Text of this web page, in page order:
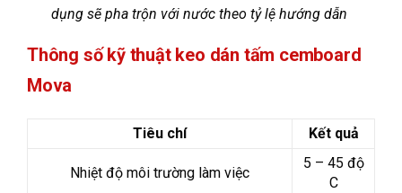
dụng sẽ pha trộn với nước theo tỷ lệ hướng dẫn
Thông số kỹ thuật keo dán tấm cemboard
Mova
Tiêu chí Kết quả
Nhiệt độ môi trường làm việc
5 – 45 độ
C